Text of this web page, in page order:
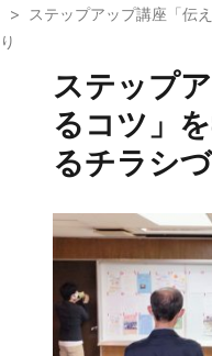
ステップアップ講座「伝
り
ステップ
るコツ」
るチラシ